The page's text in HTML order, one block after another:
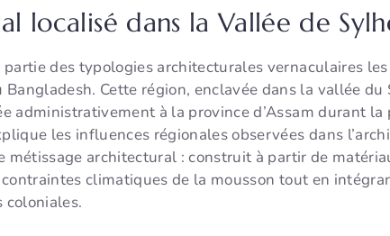
localisé dans la Vallée de
partie des typologies architecturales vernaculaires
Cette région, enclavée dans la vallée du
administrativement à la province d’Assam durant
les influences régionales observées dans
métissage architectural : construit à partir de
climatiques de la mousson tout en
coloniales.